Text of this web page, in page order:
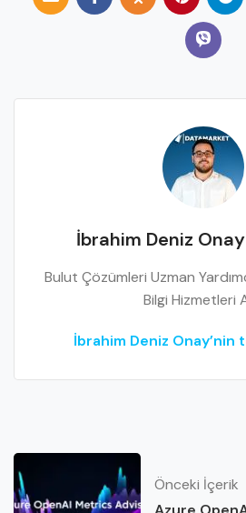
İbrahim Deniz
Bulut Çözümleri Uzman
Bilgi Hizmetleri
İbrahim Deniz
Önceki İçerik